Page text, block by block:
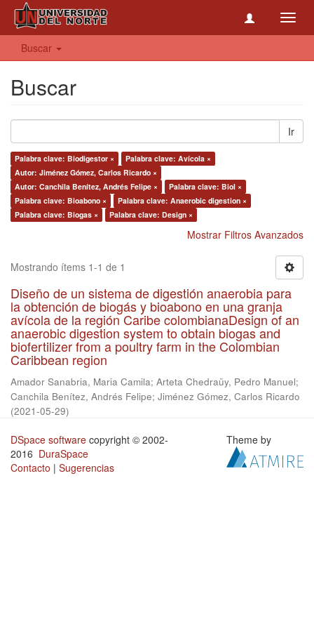
Buscar
Buscar
Ir
Palabra clave: Biodigestor ×
Palabra clave: Avícola ×
Autor: Jiménez Gómez, Carlos Ricardo ×
Autor: Canchila Benítez, Andrés Felipe ×
Palabra clave: Biol ×
Palabra clave: Bioabono ×
Palabra clave: Anaerobic digestion ×
Palabra clave: Biogas ×
Palabra clave: Design ×
Mostrar Filtros Avanzados
Mostrando ítems 1-1 de 1
Diseño de un sistema de digestión anaerobia para
la obtención de biogás y bioabono en una granja
avícola de la región Caribe colombianaDesign of an
anaerobic digestion system to obtain biogas and
biofertilizer from a poultry farm in the Colombian
Caribbean region
Amador Sanabria, Maria Camila; Arteta Chedraüy, Pedro Manuel;
Canchila Benítez, Andrés Felipe; Jiménez Gómez, Carlos Ricardo
(2021-05-29)
DSpace software copyright © 2002-
2016 DuraSpace
Contacto | Sugerencias
Theme by